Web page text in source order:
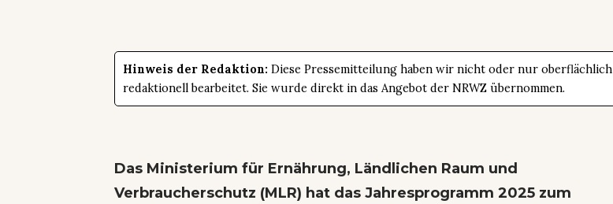
Hinweis der Redaktion: Diese Pressemitteilung haben wir nicht oder nur oberflächlich
redaktionell bearbeitet. Sie wurde direkt in das Angebot der NRWZ übernommen.
Das Ministerium für Ernährung, Ländlichen Raum und
Verbraucherschutz (MLR) hat das Jahresprogramm 2025 zum